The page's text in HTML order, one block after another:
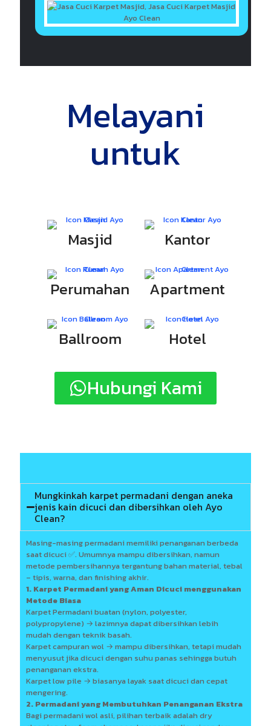
Melayani
untuk
Masjid Kantor
Perumahan Apartment
Ballroom Hotel
Hubungi Kami
Mungkinkah karpet permadani dengan aneka
jenis kain dicuci dan dibersihkan oleh Ayo
Clean?
Masing-masing permadani memiliki penanganan berbeda
saat dicuci ✅. Umumnya mampu dibersihkan, namun
metode pembersihannya tergantung bahan material, tebal
– tipis, warna, dan finishing akhir.
1. Karpet Permadani yang Aman Dicuci menggunakan
Metode Biasa
Karpet Permadani buatan (nylon, polyester,
polypropylene) → lazimnya dapat dibersihkan lebih
mudah dengan teknik basah.
Karpet campuran wol → mampu dibersihkan, tetapi mudah
menyusut jika dicuci dengan suhu panas sehingga butuh
penanganan ekstra.
Karpet low pile → biasanya layak saat dicuci dan cepat
mengering.
2. Permadani yang Membutuhkan Penanganan Ekstra
Bagi permadani wol asli, pilihan terbaik adalah dry